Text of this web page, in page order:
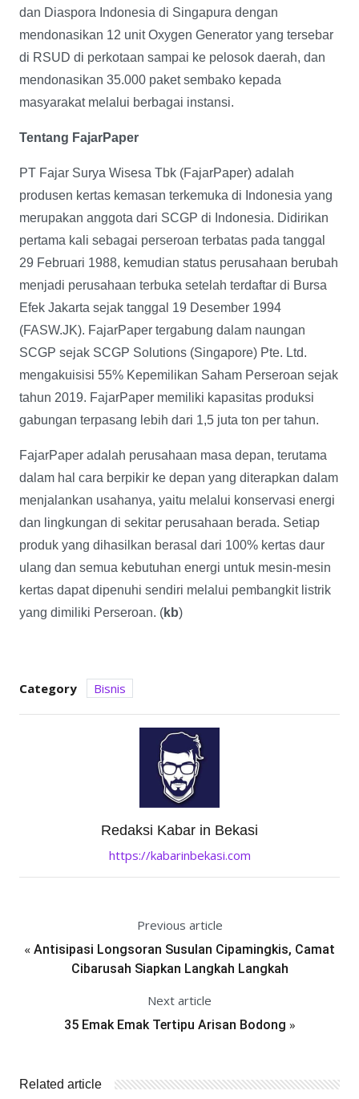
dan Diaspora Indonesia di Singapura dengan
mendonasikan 12 unit Oxygen Generator yang tersebar
di RSUD di perkotaan sampai ke pelosok daerah, dan
mendonasikan 35.000 paket sembako kepada
masyarakat melalui berbagai instansi.
Tentang FajarPaper
PT Fajar Surya Wisesa Tbk (FajarPaper) adalah
produsen kertas kemasan terkemuka di Indonesia yang
merupakan anggota dari SCGP di Indonesia. Didirikan
pertama kali sebagai perseroan terbatas pada tanggal
29 Februari 1988, kemudian status perusahaan berubah
menjadi perusahaan terbuka setelah terdaftar di Bursa
Efek Jakarta sejak tanggal 19 Desember 1994
(FASW.JK). FajarPaper tergabung dalam naungan
SCGP sejak SCGP Solutions (Singapore) Pte. Ltd.
mengakuisisi 55% Kepemilikan Saham Perseroan sejak
tahun 2019. FajarPaper memiliki kapasitas produksi
gabungan terpasang lebih dari 1,5 juta ton per tahun.
FajarPaper adalah perusahaan masa depan, terutama
dalam hal cara berpikir ke depan yang diterapkan dalam
menjalankan usahanya, yaitu melalui konservasi energi
dan lingkungan di sekitar perusahaan berada. Setiap
produk yang dihasilkan berasal dari 100% kertas daur
ulang dan semua kebutuhan energi untuk mesin-mesin
kertas dapat dipenuhi sendiri melalui pembangkit listrik
yang dimiliki Perseroan. (kb)
Category Bisnis
Redaksi Kabar in Bekasi
https://kabarinbekasi.com
Previous article
« Antisipasi Longsoran Susulan Cipamingkis, Camat
Cibarusah Siapkan Langkah Langkah
Next article
35 Emak Emak Tertipu Arisan Bodong »
Related article